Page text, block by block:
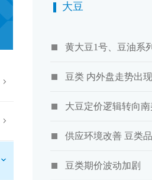
大豆
黄大豆1号、豆油系
豆类 内外盘走势出
大豆定价逻辑转向南
供应环境改善 豆类
豆类期价波动加剧